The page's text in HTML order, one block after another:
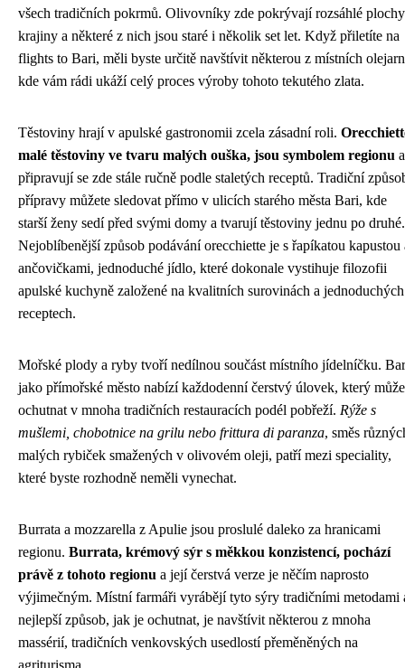
všech tradičních pokrmů. Olivovníky zde pokrývají rozsáhlé plochy
krajiny a některé z nich jsou staré i několik set let. Když přiletíte na
flights to Bari, měli byste určitě navštívit některou z místních
kde vám rádi ukáží celý proces výroby tohoto tekutého zlata.
Těstoviny hrají v apulské gastronomii zcela zásadní roli.
malé těstoviny ve tvaru malých ouška, jsou symbolem regionu a
připravují se zde stále ručně podle staletých receptů. Tradiční
přípravy můžete sledovat přímo v ulicích starého města Bari, kde
starší ženy sedí před svými domy a tvarují těstoviny jednu po druhé.
Nejoblíbenější způsob podávání orecchiette je s řapíkatou kapustou
ančovičkami, jednoduché jídlo, které dokonale vystihuje filozofii
apulské kuchyně založené na kvalitních surovinách a jednoduchých
receptech.
Mořské plody a ryby tvoří nedílnou součást místního jídelníčku.
jako přímořské město nabízí každodenní čerstvý úlovek, který
ochutnat v mnoha tradičních restauracích podél pobřeží. Rýže s
mušlemi, chobotnice na grilu nebo frittura di paranza, směs
malých rybiček smažených v olivovém oleji, patří mezi speciality,
které byste rozhodně neměli vynechat.
Burrata a mozzarella z Apulie jsou proslulé daleko za hranicami
regionu. Burrata, krémový sýr s měkkou konzistencí, pochází
právě z tohoto regionu a její čerstvá verze je něčím naprosto
výjimečným. Místní farmáři vyrábějí tyto sýry tradičními metodami
nejlepší způsob, jak je ochutnat, je navštívit některou z mnoha
massérií, tradičních venkovských usedlostí přeměněných na